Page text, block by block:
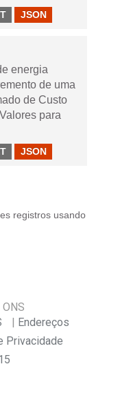
JSON
energia
de uma
de Custo
para
JSON
registros usando
ONS
Endereços
Privacidade